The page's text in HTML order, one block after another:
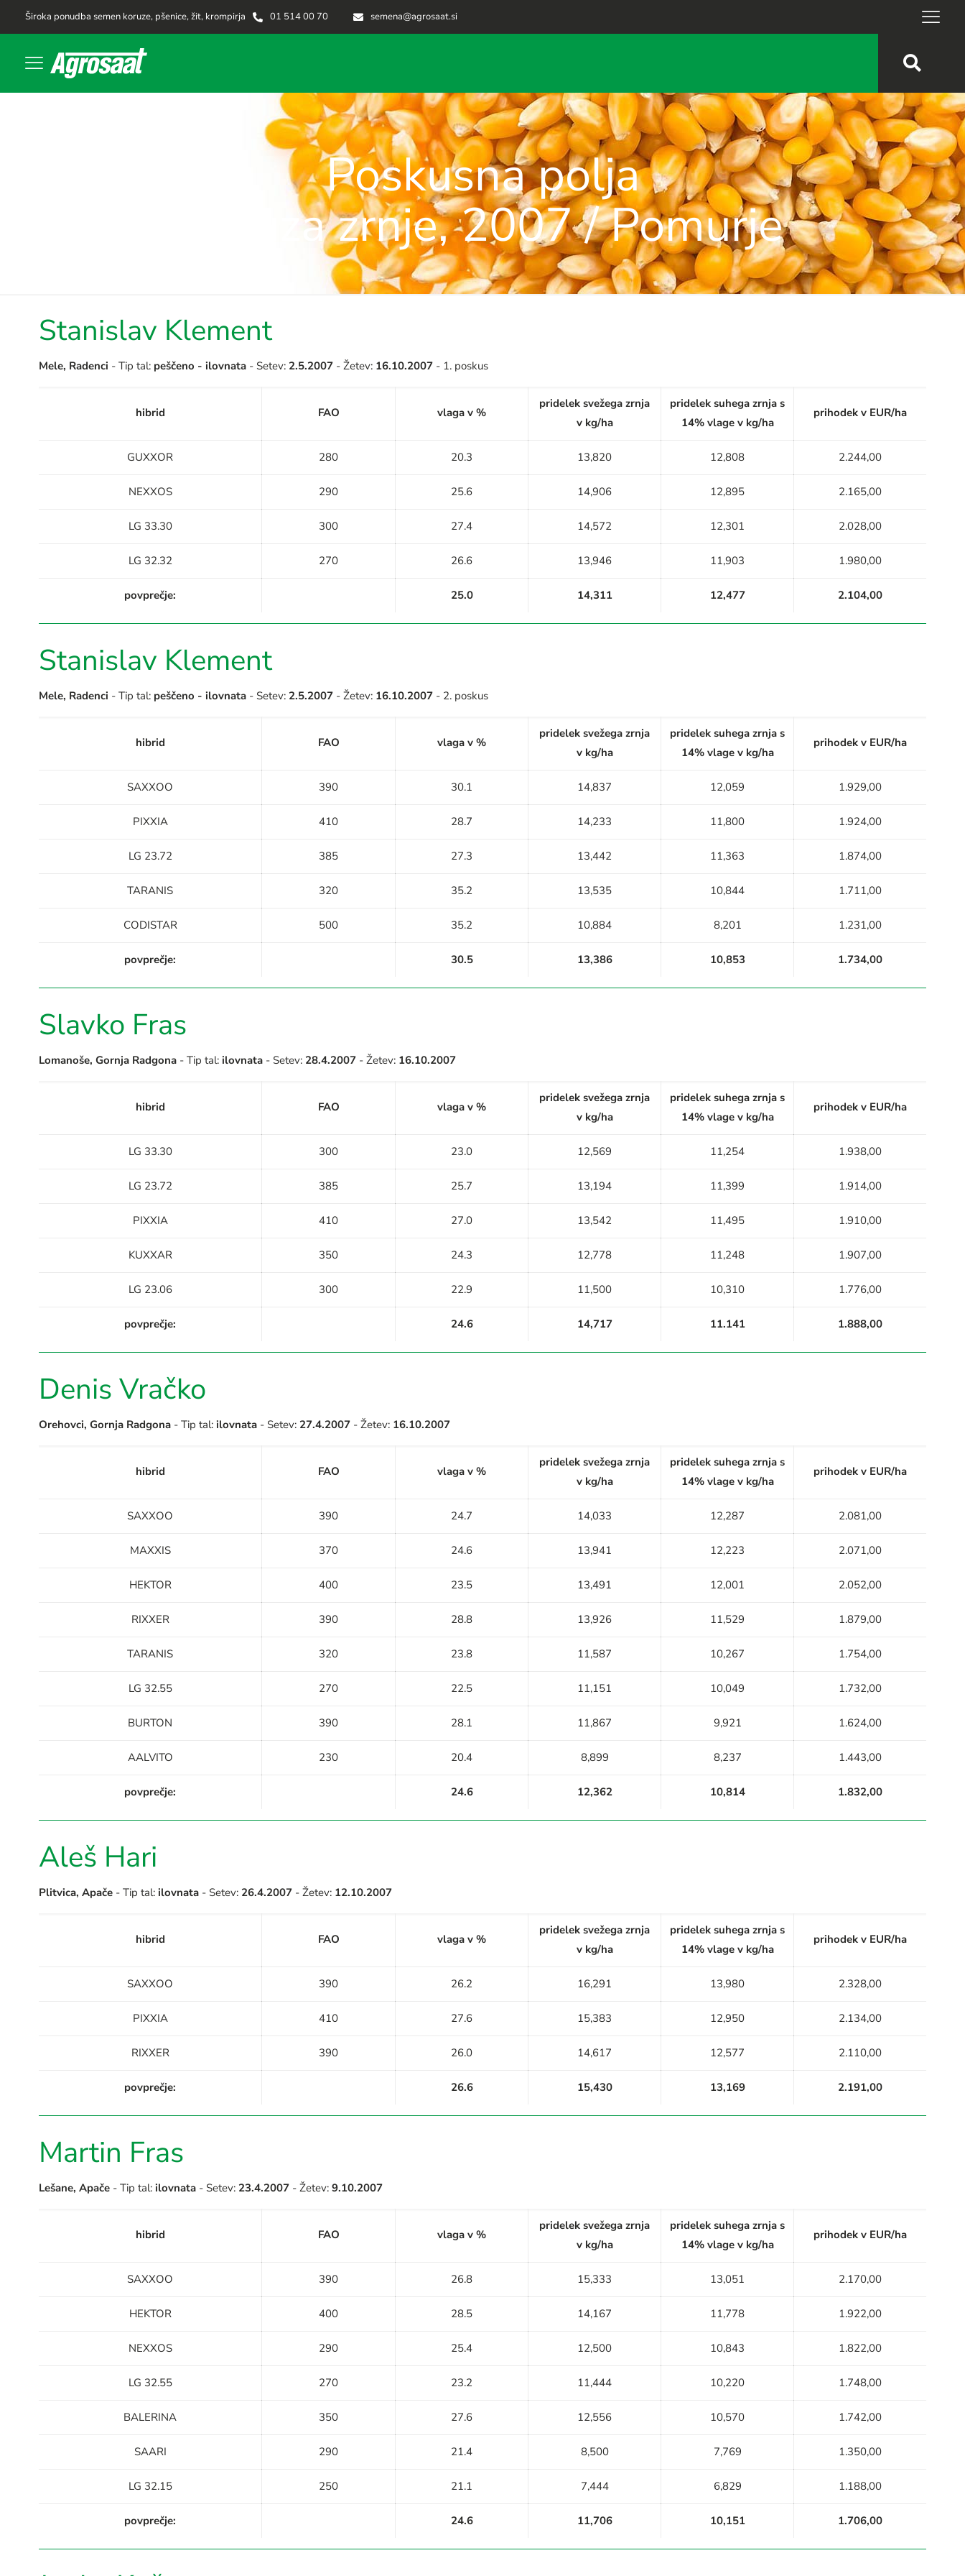
Široka ponudba semen koruze, pšenice, žit, krompirja 01 514 00 70 semena@agrosaat.si
Poskusna polja
Koruza zrnje, 2007 / Pomurje
Stanislav Klement
Mele, Radenci - Tip tal: peščeno - ilovnata - Setev: 2.5.2007 - Žetev: 16.10.2007 - 1. poskus
hibrid FAO vlaga v %
pridelek svežega zrnja
v kg/ha
pridelek suhega zrnja s
14% vlage v kg/ha
prihodek v EUR/ha
GUXXOR 280 20.3 13,820 12,808 2.244,00
NEXXOS 290 25.6 14,906 12,895 2.165,00
LG 33.30 300 27.4 14,572 12,301 2.028,00
LG 32.32 270 26.6 13,946 11,903 1.980,00
povprečje: 25.0 14,311 12,477 2.104,00
Stanislav Klement
Mele, Radenci - Tip tal: peščeno - ilovnata - Setev: 2.5.2007 - Žetev: 16.10.2007 - 2. poskus
hibrid FAO vlaga v %
pridelek svežega zrnja
v kg/ha
pridelek suhega zrnja s
14% vlage v kg/ha
prihodek v EUR/ha
SAXXOO 390 30.1 14,837 12,059 1.929,00
PIXXIA 410 28.7 14,233 11,800 1.924,00
LG 23.72 385 27.3 13,442 11,363 1.874,00
TARANIS 320 35.2 13,535 10,844 1.711,00
CODISTAR 500 35.2 10,884 8,201 1.231,00
povprečje: 30.5 13,386 10,853 1.734,00
Slavko Fras
Lomanoše, Gornja Radgona - Tip tal: ilovnata - Setev: 28.4.2007 - Žetev: 16.10.2007
hibrid FAO vlaga v %
pridelek svežega zrnja
v kg/ha
pridelek suhega zrnja s
14% vlage v kg/ha
prihodek v EUR/ha
LG 33.30 300 23.0 12,569 11,254 1.938,00
LG 23.72 385 25.7 13,194 11,399 1.914,00
PIXXIA 410 27.0 13,542 11,495 1.910,00
KUXXAR 350 24.3 12,778 11,248 1.907,00
LG 23.06 300 22.9 11,500 10,310 1.776,00
povprečje: 24.6 14,717 11.141 1.888,00
Denis Vračko
Orehovci, Gornja Radgona - Tip tal: ilovnata - Setev: 27.4.2007 - Žetev: 16.10.2007
hibrid FAO vlaga v %
pridelek svežega zrnja
v kg/ha
pridelek suhega zrnja s
14% vlage v kg/ha
prihodek v EUR/ha
SAXXOO 390 24.7 14,033 12,287 2.081,00
MAXXIS 370 24.6 13,941 12,223 2.071,00
HEKTOR 400 23.5 13,491 12,001 2.052,00
RIXXER 390 28.8 13,926 11,529 1.879,00
TARANIS 320 23.8 11,587 10,267 1.754,00
LG 32.55 270 22.5 11,151 10,049 1.732,00
BURTON 390 28.1 11,867 9,921 1.624,00
AALVITO 230 20.4 8,899 8,237 1.443,00
povprečje: 24.6 12,362 10,814 1.832,00
Aleš Hari
Plitvica, Apače - Tip tal: ilovnata - Setev: 26.4.2007 - Žetev: 12.10.2007
hibrid FAO vlaga v %
pridelek svežega zrnja
v kg/ha
pridelek suhega zrnja s
14% vlage v kg/ha
prihodek v EUR/ha
SAXXOO 390 26.2 16,291 13,980 2.328,00
PIXXIA 410 27.6 15,383 12,950 2.134,00
RIXXER 390 26.0 14,617 12,577 2.110,00
povprečje: 26.6 15,430 13,169 2.191,00
Martin Fras
Lešane, Apače - Tip tal: ilovnata - Setev: 23.4.2007 - Žetev: 9.10.2007
hibrid FAO vlaga v %
pridelek svežega zrnja
v kg/ha
pridelek suhega zrnja s
14% vlage v kg/ha
prihodek v EUR/ha
SAXXOO 390 26.8 15,333 13,051 2.170,00
HEKTOR 400 28.5 14,167 11,778 1.922,00
NEXXOS 290 25.4 12,500 10,843 1.822,00
LG 32.55 270 23.2 11,444 10,220 1.748,00
BALERINA 350 27.6 12,556 10,570 1.742,00
SAARI 290 21.4 8,500 7,769 1.350,00
LG 32.15 250 21.1 7,444 6,829 1.188,00
povprečje: 24.6 11,706 10,151 1.706,00